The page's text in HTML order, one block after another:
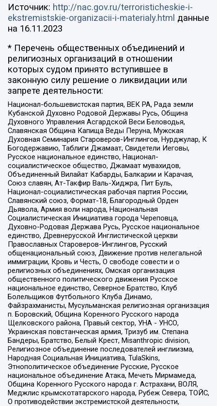
Источник: http://nac.gov.ru/terroristicheskie-i-
ekstremistskie-organizacii-i-materialy.html данные
на 16.11.2023
* Перечень общественных объединений и
религиозных организаций в отношении
которых судом принято вступившее в
законную силу решение о ликвидации или
запрете деятельности:
Национал-большевистская партия, ВЕК РА, Рада земли
Кубанской Духовно Родовой Державы Русь, Община
Духовного Управления Асгардской Веси Беловодья,
Славянская Община Капища Веды Перуна, Мужская
Духовная Семинария Староверов-Инглингов, Нурджулар, К
Богодержавию, Таблиги Джамаат, Свидетели Иеговы,
Русское национальное единство, Национал-
социалистическое общество, Джамаат мувахидов,
Объединенный Вилайат Кабарды, Балкарии и Карачая,
Союз славян, Ат-Такфир Валь-Хиджра, Пит Буль,
Национал-социалистическая рабочая партия России,
Славянский союз, Формат-18, Благородный Орден
Дьявола, Армия воли народа, Национальная
Социалистическая Инициатива города Череповца,
Духовно-Родовая Держава Русь, Русское национальное
единство, Древнерусской Инглистической церкви
Православных Староверов-Инглингов, Русский
общенациональный союз, Движение против нелегальной
иммиграции, Кровь и Честь, О свободе совести и о
религиозных объединениях, Омская организация
общественного политического движения Русское
национальное единство, Северное Братство, Клуб
Болельщиков Футбольного Клуба Динамо,
Файзрахманисты, Мусульманская религиозная организация
п. Боровский, Община Коренного Русского народа
Щелковского района, Правый сектор, УНА - УНСО,
Украинская повстанческая армия, Тризуб им. Степана
Бандеры, Братство, Белый Крест, Misanthropic division,
Религиозное объединение последователей инглиизма,
Народная Социальная Инициатива, TulaSkins,
Этнополитическое объединение Русские, Русское
национальное объединение Атака, Мечеть Мирмамеда,
Община Коренного Русского народа г. Астрахани, ВОЛЯ,
Меджлис крымскотатарского народа, Рубеж Севера, ТОЙС,
О противодействии экстремистской деятельности,